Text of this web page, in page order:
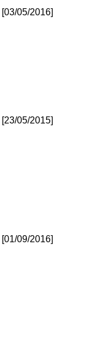
[03/05/2016]
[23/05/2015]
[01/09/2016]